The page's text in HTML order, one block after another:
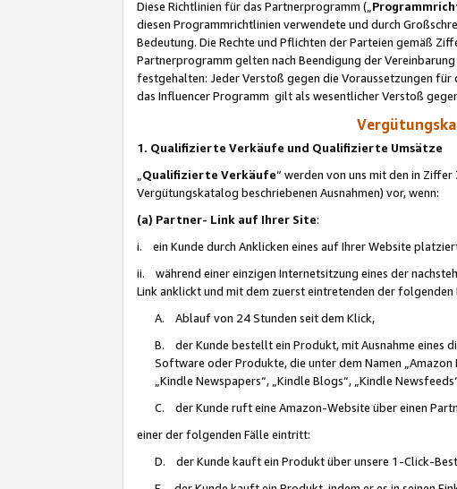
Diese Richtlinien für das Partnerprogramm („
diesen Programmrichtlinien verwendete und durch
Bedeutung. Die Rechte und Pflichten der Parteien gemäß
Partnerprogramm gelten nach Beendigung der
festgehalten: Jeder Verstoß gegen die Voraussetzungen
das Influencer Programm gilt als wesentlicher Verstoß
1. Qualifizierte Verkäufe und Qualifizierte Umsätze
Qualifizierte Verkäufe“ werden von uns mit den in
Vergütungskatalog beschriebenen Ausnahmen) vor, wenn:
(a) Partner- Link auf Ihrer Site:
i. ein Kunde durch Anklicken eines auf Ihrer Website
ii. während einer einzigen Internetsitzung eines der
Link anklickt und mit dem zuerst eintretenden der folgenden
A. Ablauf von 24 Stunden seit dem Klick,
B. der Kunde bestellt ein Produkt, mit Ausnahme eines
Software oder Produkte, die unter dem Namen „Amazon
„Kindle Newspapers“, „Kindle Blogs“, „Kindle
C. der Kunde ruft eine Amazon-Website über einen
einer der folgenden Fälle eintritt:
D. der Kunde kauft ein Produkt über unsere 1-Click-